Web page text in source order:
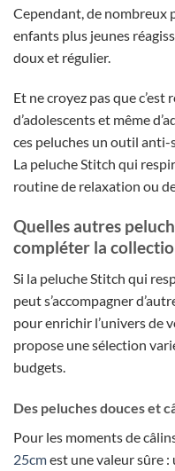
Cependant, de nombreux
enfants plus jeunes
doux et régulier.
Et ne croyez pas que
d’adolescents et même
ces peluches un outil anti-
La peluche Stitch qui
routine de relaxation ou
Quelles autres
compléter la
Si la peluche Stitch qui
peut s’accompagner
pour enrichir l’univers de
propose une sélection
budgets.
Des peluches douces et
Pour les moments de
25cmest une valeur sûre